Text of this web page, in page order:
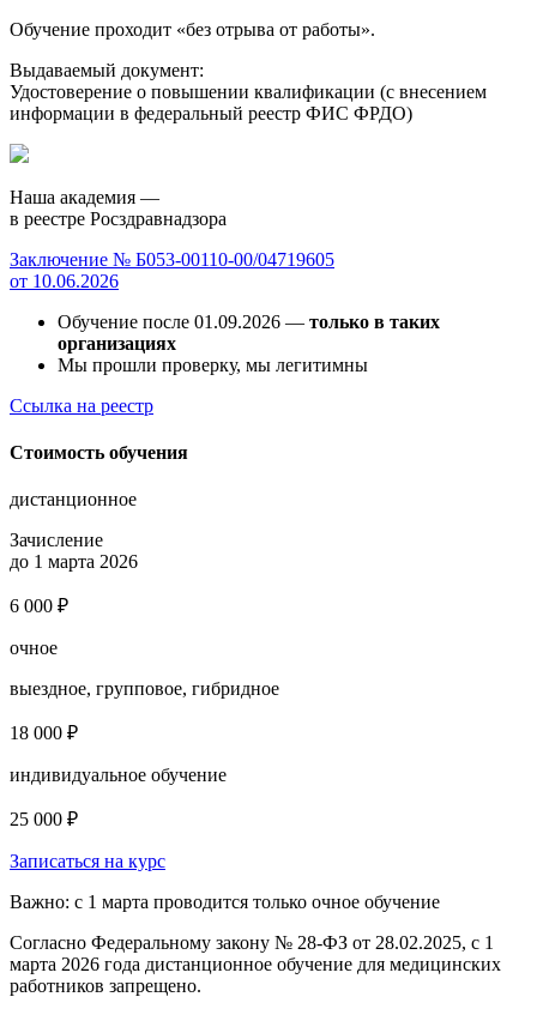
Обучение проходит «без отрыва от работы».
Выдаваемый документ:
Удостоверение о повышении квалификации (с внесением
информации в федеральный реестр ФИС ФРДО)
Наша академия —
в реестре Росздравнадзора
Заключение № Б053-00110-00/04719605
от 10.06.2026
Обучение после 01.09.2026 — только в таких
организациях
Мы прошли проверку, мы легитимны
Ссылка на реестр
Стоимость обучения
дистанционное
Зачисление
до 1 марта 2026
6 000 ₽
очное
выездное, групповое, гибридное
18 000 ₽
индивидуальное обучение
25 000 ₽
Записаться на курс
Важно: с 1 марта проводится только очное обучение
Согласно Федеральному закону № 28-ФЗ от 28.02.2025, с 1
марта 2026 года дистанционное обучение для медицинских
работников запрещено.